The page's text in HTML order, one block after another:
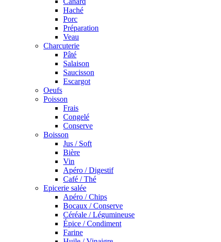
Haché
Porc
Préparation
Veau
Charcuterie
Pâté
Salaison
Saucisson
Escargot
Oeufs
Poisson
Frais
Congelé
Conserve
Boisson
Jus / Soft
Bière
Vin
Apéro / Digestif
Café / Thé
Epicerie salée
Apéro / Chips
Bocaux / Conserve
Céréale / Légumineuse
Épice / Condiment
Farine